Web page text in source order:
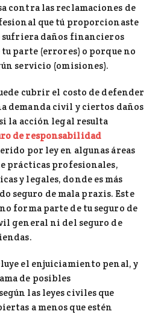
contra las reclamaciones de
que tú proporcionaste
sufriera daños financieros
parte (errores) o porque no
servicio (omisiones).
cubrir el costo de defender
demanda civil y ciertos daños
la acción legal resulta
de responsabilidad
por ley en algunas áreas
prácticas profesionales,
y legales, donde es más
seguro de mala praxis. Este
forma parte de tu seguro de
general ni del seguro de
el enjuiciamiento penal, y
de posibles
las leyes civiles que
a menos que estén